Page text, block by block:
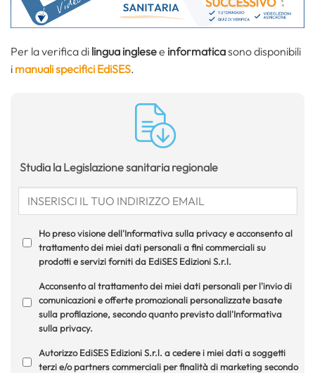
Per la verifica di lingua inglesee informaticasono disponibili
i manuali specifici EdiSES.
Studia la Legislazione sanitaria regionale
Ho preso visione dell'Informativa sulla privacy e acconsento al
trattamento dei miei dati personali a fini commerciali su
prodotti e servizi forniti da EdiSES Edizioni S.r.l.
Acconsento al trattamento dei miei dati personali per l'invio di
comunicazioni e offerte promozionali personalizzate basate
sulla profilazione, secondo quanto previsto dall'Informativa
sulla privacy.
Autorizzo EdiSES Edizioni S.r.l. a cedere i miei dati a soggetti
terzi e/o partners commerciali per finalità di marketing secondo